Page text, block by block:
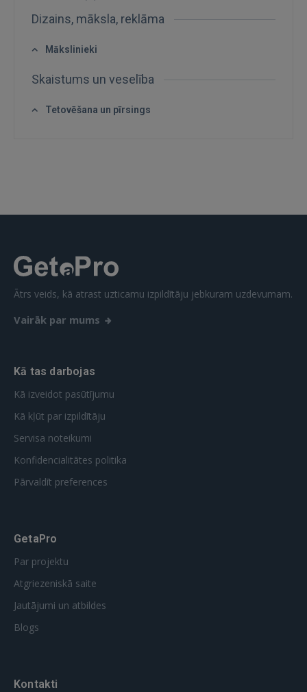
 Sign in with Apple
Dizains, māksla, reklāma
Mākslinieki
Skaistums un veselība
Tetovēšana un pīrsings
Ātrs veids, kā atrast uzticamu izpildītāju jebkuram uzdevumam.
Vairāk par mums
Kā tas darbojas
Kā izveidot pasūtījumu
Kā kļūt par izpildītāju
Servisa noteikumi
Konfidencialitātes politika
Pārvaldīt preferences
GetaPro
Par projektu
Atgriezeniskā saite
Jautājumi un atbildes
Blogs
Kontakti